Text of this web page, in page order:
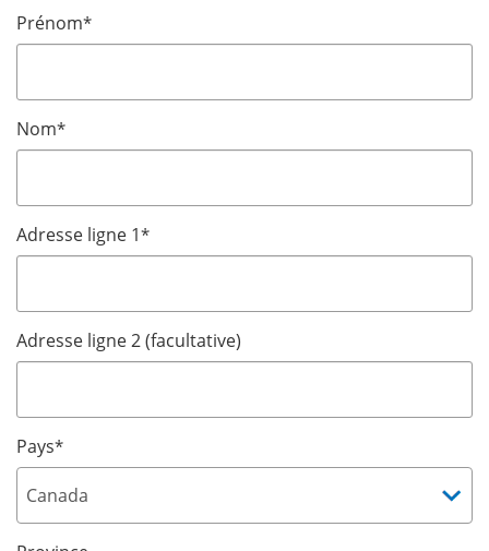
Prénom*
Nom*
Adresse ligne 1*
Adresse ligne 2 (facultative)
Pays*